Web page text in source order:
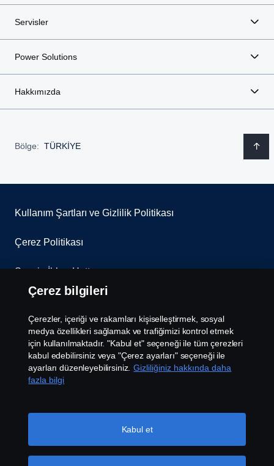
Servisler
Power Solutions
Hakkımızda
Bölge: TÜRKİYE
Kullanım Şartları ve Gizlilik Politikası
Çerez Politikası
Scania İhbar Hattı
Scania Çerez Politikası
Scania Aydınlatma Metni
Çerez Ayarları
Çerez bilgileri
Çerezler, içeriği ve rakamları kişiselleştirmek, sosyal
medya özellikleri sağlamak ve trafiğimizi kontrol etmek
için kullanılmaktadır. "Kabul et" seçeneği ile tüm çerezleri
kabul edebilirsiniz veya "Çerez ayarları" seçeneği ile
ayarları düzenleyebilirsiniz. Gizliliğiniz hakkında daha
fazla bilgi
Kabul et